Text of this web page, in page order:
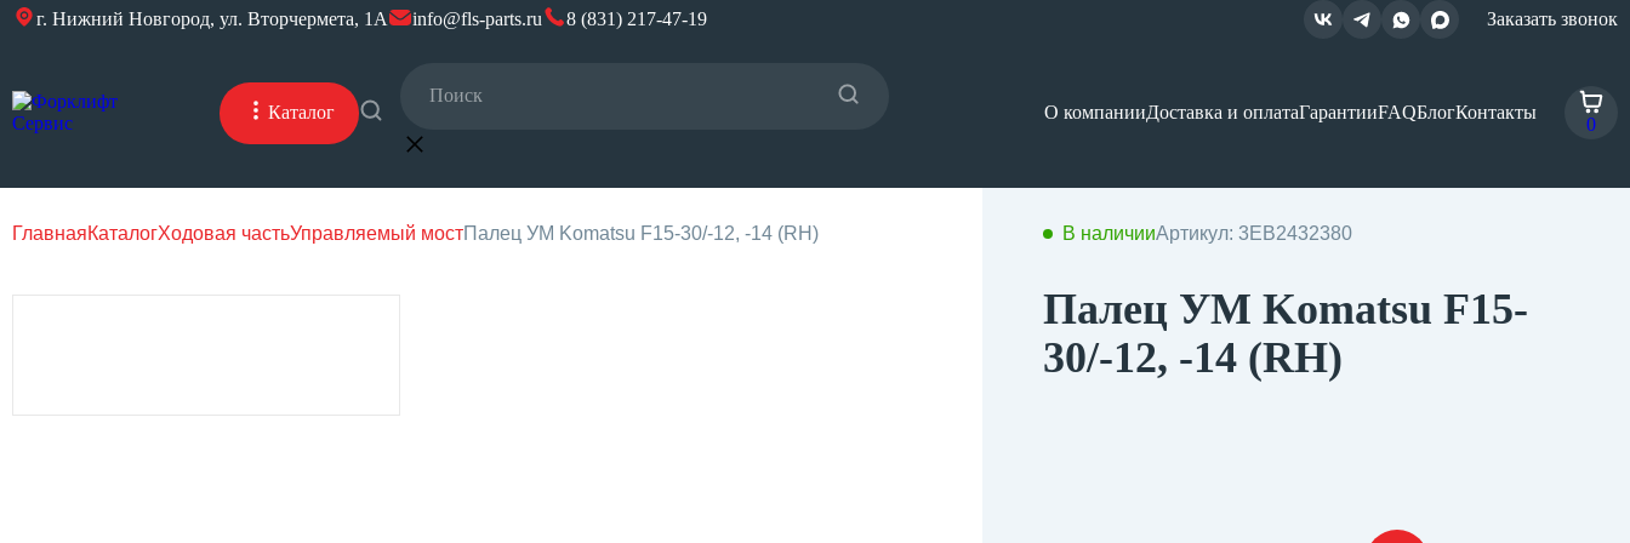
г. Нижний Новгород, ул. Вторчермета, 1А info@fls-parts.ru 8 (831) 217-47-19 Заказать звонок
Каталог О компанииДоставка и оплатаГарантииFAQБлогКонтакты
0
ГлавнаяКаталогХодовая частьУправляемый мостПалец УМ Komatsu F15-30/-12, -14 (RH) В наличииАртикул: 3EB2432380
Палец УМ Komatsu F15-
30/-12, -14 (RH)